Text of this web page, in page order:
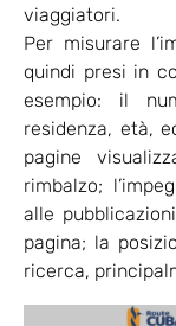
viaggiatori.
Per misurare
quindi presi in
esempio: il
residenza, età,
pagine
rimbalzo;
alle
pagina; la
ricerca,